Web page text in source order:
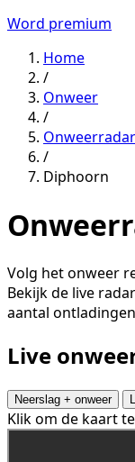
Word premium
Home
/
Onweer
/
Onweerradar
/
Diphoorn
Volg het onweer
Bekijk de live
aantal
Live
Neerslag + onweer
Klik om de kaart